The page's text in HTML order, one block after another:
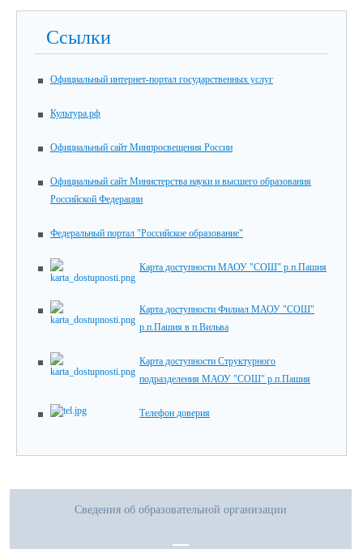
Ссылки
Официальный интернет-портал государственных услуг
Культура.рф
Официальный сайт Минпросвещения России
Официальный сайт Министерства науки и высшего образования
Российской Федерации
Федеральный портал "Российское образование"
Карта доступности МАОУ "СОШ" р.п.Пашия
Карта доступности Филиал МАОУ "СОШ"
р.п.Пашия в п.Вильва
Карта доступности Структурного
подразделения МАОУ "СОШ" р.п.Пашия
Телефон доверия
Сведения об образовательной организации